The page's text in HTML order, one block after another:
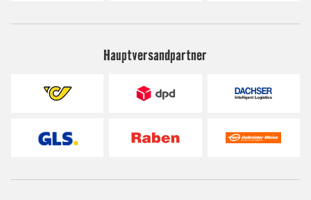
Hauptversandpartner